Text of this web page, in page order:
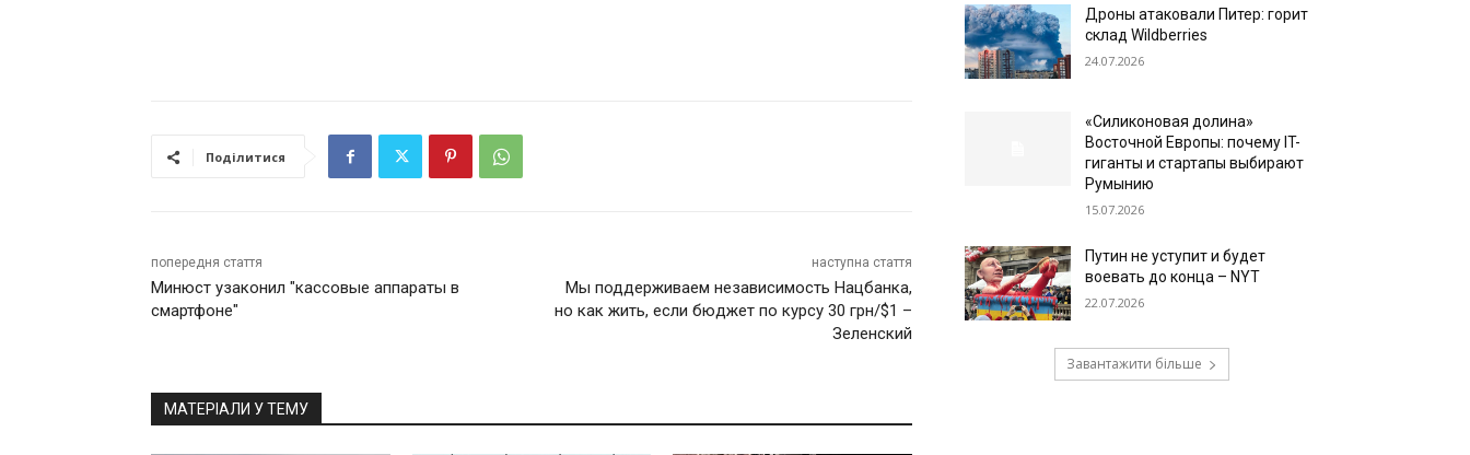
Поділитися
попередня стаття
Минюст узаконил "кассовые аппараты в
смартфоне"
наступна стаття
Мы поддерживаем независимость Нацбанка,
но как жить, если бюджет по курсу 30 грн/$1 –
Зеленский
МАТЕРІАЛИ У ТЕМУ
Дроны атаковали Питер: горит
склад Wildberries
24.07.2026
«Силиконовая долина»
Восточной Европы: почему IT-
гиганты и стартапы выбирают
Румынию
15.07.2026
Путин не уступит и будет
воевать до конца – NYT
22.07.2026
Завантажити більше